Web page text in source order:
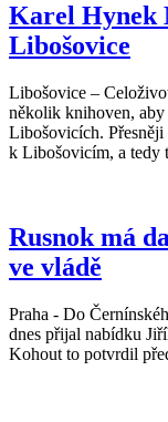
Karel Hynek
Libošovice
Libošovice –
několik knihoven,
Libošovicích.
k Libošovicím, a tedy
Rusnok má
ve vládě
Praha - Do
dnes přijal nabídku
Kohout to potvrdil